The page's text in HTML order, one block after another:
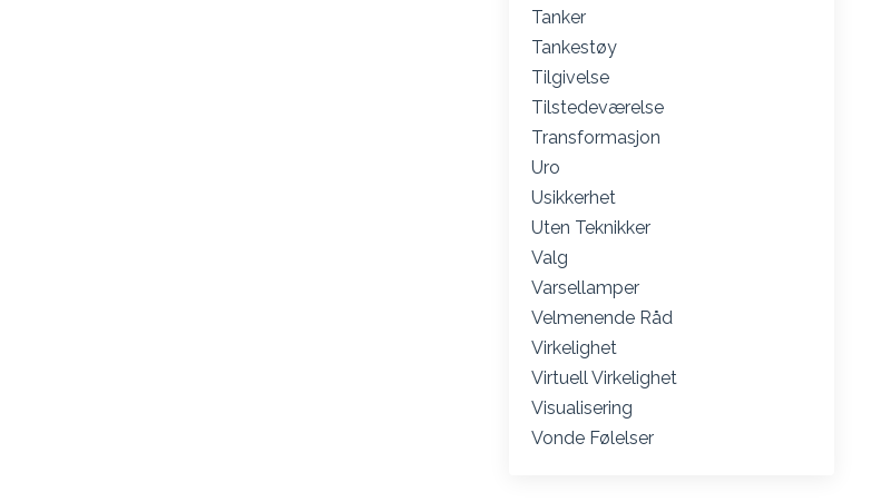
Tanker
Tankestøy
Tilgivelse
Tilstedeværelse
Transformasjon
Uro
Usikkerhet
Uten Teknikker
Valg
Varsellamper
Velmenende Råd
Virkelighet
Virtuell Virkelighet
Visualisering
Vonde Følelser